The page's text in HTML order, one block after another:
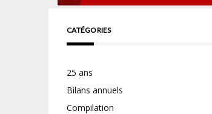
CATÉGORIES
25 ans
Bilans annuels
Compilation